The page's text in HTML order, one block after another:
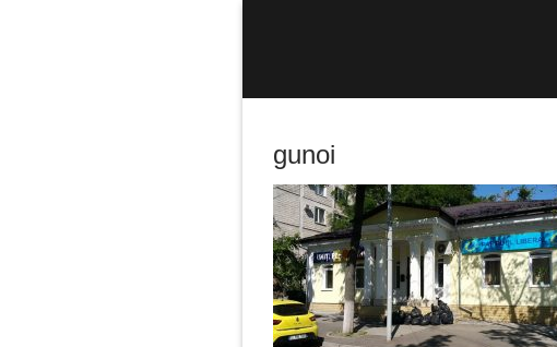
Caută
după:
gunoi